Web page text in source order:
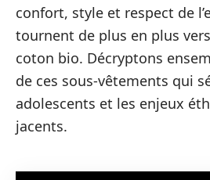
confort, style et respect de
tournent de plus en plus
coton bio. Décryptons
de ces sous-vêtements qui
adolescents et les enjeux
jacents.